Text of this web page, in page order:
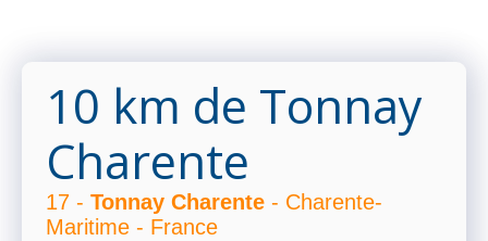
10 km de Tonnay
Charente
17 - Tonnay Charente - Charente-
Maritime - France